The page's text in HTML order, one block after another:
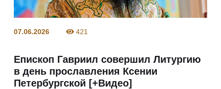
07.06.2026 421
Епископ Гавриил совершил Литургию
в день прославления Ксении
Петербургской [+Видео]